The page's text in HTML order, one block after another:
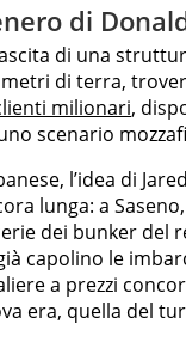
di
di una
di terra,
milionari,
scenario
l’idea di
lunga: a
dei bunker del
capolino le
a prezzi
era, quella del